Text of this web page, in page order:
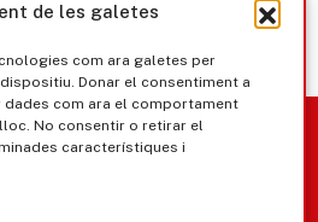
de les galetes
com ara galetes per
Donar el consentiment a
com ara el comportament
No consentir o retirar el
característiques i
Govern obert